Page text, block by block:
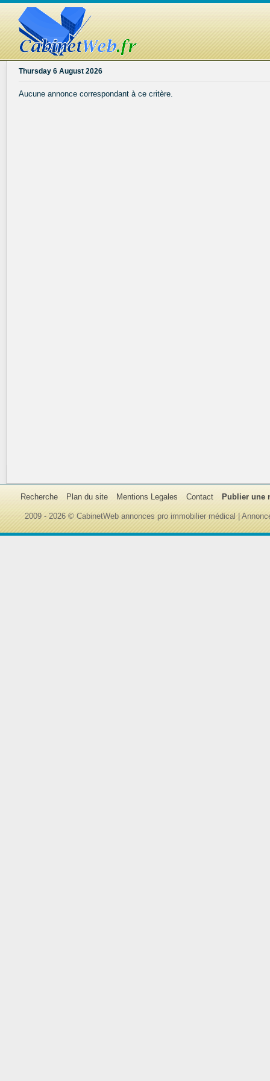
Thursday 6 August 2026
Aucune annonce correspondant à ce critère.
Recherche Plan du site Mentions Legales Contact Publier une
2009 - 2026 © CabinetWeb annonces pro immobilier médical |